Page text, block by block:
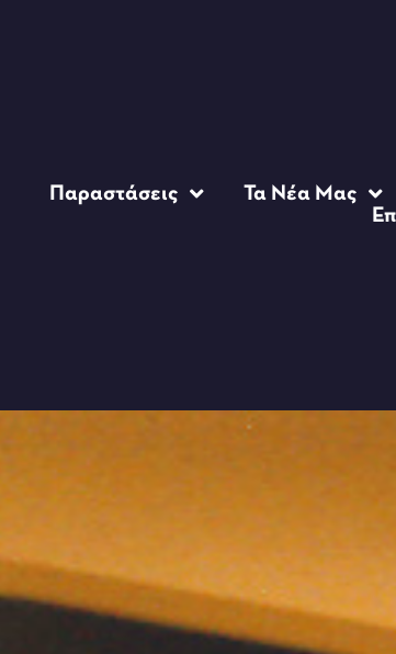
Παραστάσεις Τα Νέα Μας